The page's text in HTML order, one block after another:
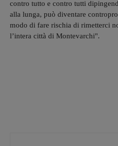
contro tutto e contro tutti
alla lunga, può diventare
modo di fare rischia di rimetterci
l’intera città di Montevarchi".